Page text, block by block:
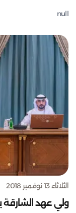
null
الثلاثاء 13 نوفمبر 2018
ولي عهد الشارقة